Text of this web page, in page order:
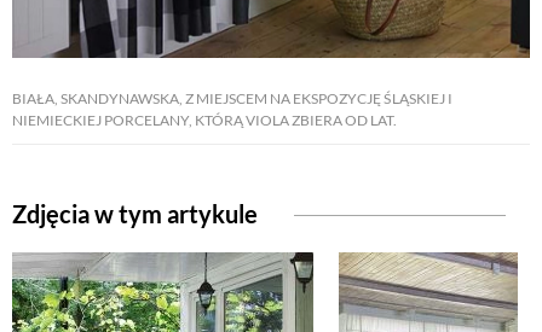
BIAŁA, SKANDYNAWSKA, Z MIEJSCEM NA EKSPOZYCJĘ ŚLĄSKIEJ I
NIEMIECKIEJ PORCELANY, KTÓRĄ VIOLA ZBIERA OD LAT.
Zdjęcia w tym artykule
ZWIERZĘTA DOMOWE
ZWIERZĘTA W NATURZE
GRZYBY
KRAJOBRAZ